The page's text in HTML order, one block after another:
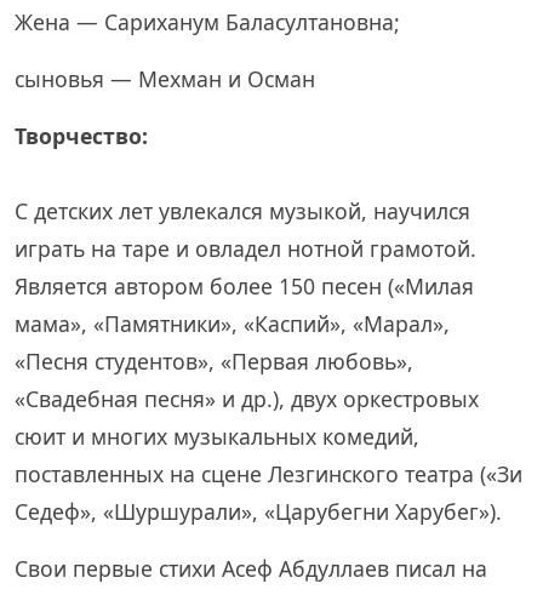
Жена — Сариханум Баласултановна;
сыновья — Мехман и Осман
Творчество:
С детских лет увлекался музыкой, научился
играть на таре и овладел нотной грамотой.
Является автором более 150 песен («Милая
мама», «Памятники», «Каспий», «Марал»,
«Песня студентов», «Первая любовь»,
«Свадебная песня» и др.), двух оркестровых
сюит и многих музыкальных комедий,
поставленных на сцене Лезгинского театра («Зи
Седеф», «Шуршурали», «Царубегни Харубег»).
Свои первые стихи Асеф Абдуллаев писал на